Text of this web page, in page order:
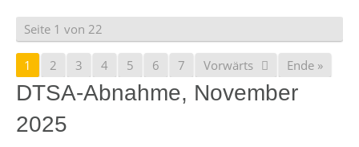
Seite 1 von 22
1 2 3 4 5 6 7 Vorwärts Ende »
DTSA-Abnahme, November
2025